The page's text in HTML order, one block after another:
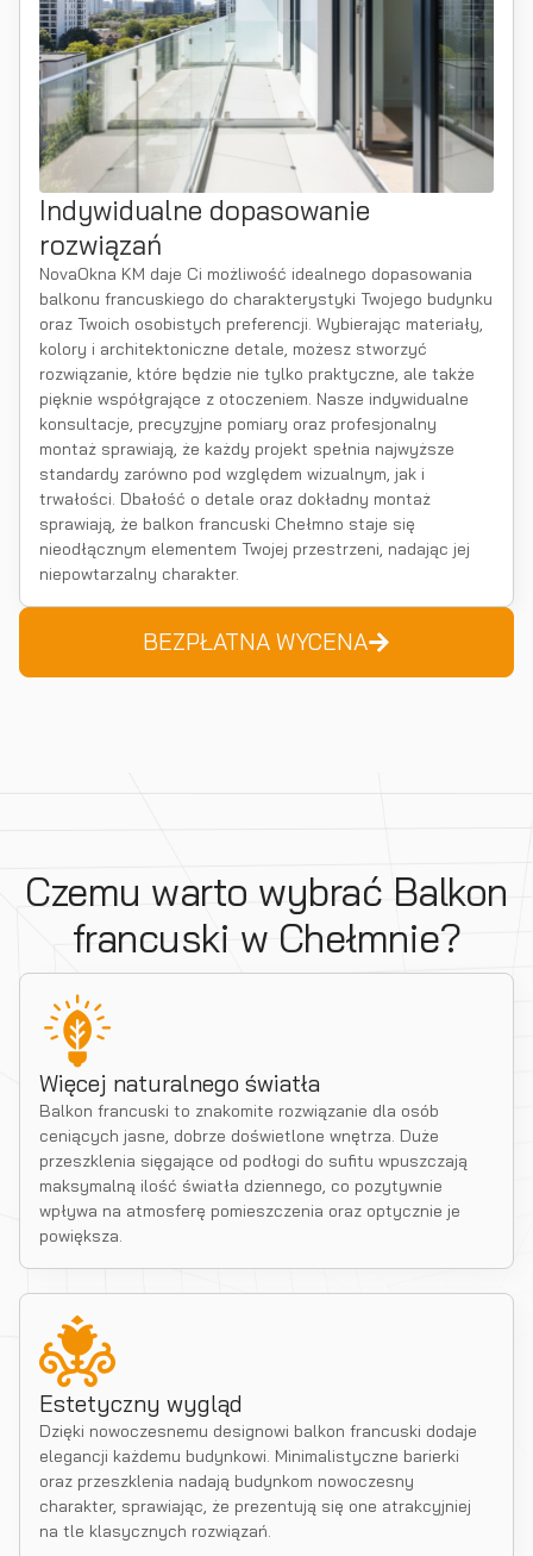
Indywidualne dopasowanie
rozwiązań
NovaOkna KM daje Ci możliwość idealnego dopasowania
balkonu francuskiego do charakterystyki Twojego budynku
oraz Twoich osobistych preferencji. Wybierając materiały,
kolory i architektoniczne detale, możesz stworzyć
rozwiązanie, które będzie nie tylko praktyczne, ale także
pięknie współgrające z otoczeniem. Nasze indywidualne
konsultacje, precyzyjne pomiary oraz profesjonalny
montaż sprawiają, że każdy projekt spełnia najwyższe
standardy zarówno pod względem wizualnym, jak i
trwałości. Dbałość o detale oraz dokładny montaż
sprawiają, że balkon francuski Chełmno staje się
nieodłącznym elementem Twojej przestrzeni, nadając jej
niepowtarzalny charakter.
BEZPŁATNA WYCENA
Czemu warto wybrać Balkon
francuski w Chełmnie?
Więcej naturalnego światła
Balkon francuski to znakomite rozwiązanie dla osób
ceniących jasne, dobrze doświetlone wnętrza. Duże
przeszklenia sięgające od podłogi do sufitu wpuszczają
maksymalną ilość światła dziennego, co pozytywnie
wpływa na atmosferę pomieszczenia oraz optycznie je
powiększa.
Estetyczny wygląd
Dzięki nowoczesnemu designowi balkon francuski dodaje
elegancji każdemu budynkowi. Minimalistyczne barierki
oraz przeszklenia nadają budynkom nowoczesny
charakter, sprawiając, że prezentują się one atrakcyjniej
na tle klasycznych rozwiązań.